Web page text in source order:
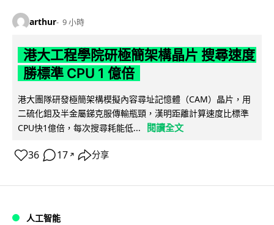
arthur 9 小時
港大工程學院研極簡架構晶片 搜尋速度
勝標準 CPU 1 億倍
港大團隊研發極簡架構模擬內容尋址記憶體（CAM）晶片，用
二硫化鉬及半金屬銻克服傳輸瓶頸，漢明距離計算速度比標準
CPU快1億倍，每次搜尋耗能低...
閱讀全文
36 17 ↗ 分享
人工智能